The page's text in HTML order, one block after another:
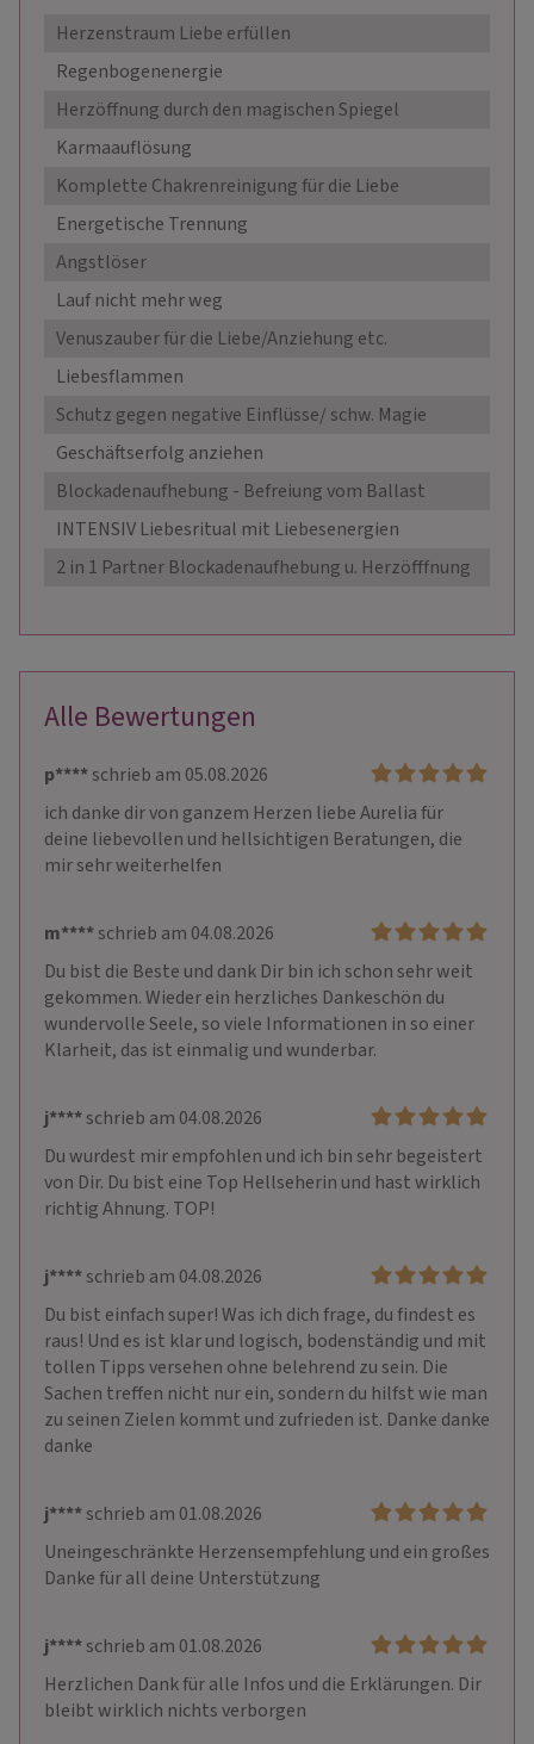
Herzenstraum Liebe erfüllen
Regenbogenenergie
Herzöffnung durch den magischen Spiegel
Karmaauflösung
Komplette Chakrenreinigung für die Liebe
Energetische Trennung
Angstlöser
Lauf nicht mehr weg
Venuszauber für die Liebe/Anziehung etc.
Liebesflammen
Schutz gegen negative Einflüsse/ schw. Magie
Geschäftserfolg anziehen
Blockadenaufhebung - Befreiung vom Ballast
INTENSIV Liebesritual mit Liebesenergien
2 in 1 Partner Blockadenaufhebung u. Herzöfffnung
Alle Bewertungen
p****schrieb am 05.08.2026
ich danke dir von ganzem Herzen liebe Aurelia für
deine liebevollen und hellsichtigen Beratungen, die
mir sehr weiterhelfen
m****schrieb am 04.08.2026
Du bist die Beste und dank Dir bin ich schon sehr weit
gekommen. Wieder ein herzliches Dankeschön du
wundervolle Seele, so viele Informationen in so einer
Klarheit, das ist einmalig und wunderbar.
j****schrieb am 04.08.2026
Du wurdest mir empfohlen und ich bin sehr begeistert
von Dir. Du bist eine Top Hellseherin und hast wirklich
richtig Ahnung. TOP!
j****schrieb am 04.08.2026
Du bist einfach super! Was ich dich frage, du findest es
raus! Und es ist klar und logisch, bodenständig und mit
tollen Tipps versehen ohne belehrend zu sein. Die
Sachen treffen nicht nur ein, sondern du hilfst wie man
zu seinen Zielen kommt und zufrieden ist. Danke danke
danke
j****schrieb am 01.08.2026
Uneingeschränkte Herzensempfehlung und ein großes
Danke für all deine Unterstützung
j****schrieb am 01.08.2026
Herzlichen Dank für alle Infos und die Erklärungen. Dir
bleibt wirklich nichts verborgen